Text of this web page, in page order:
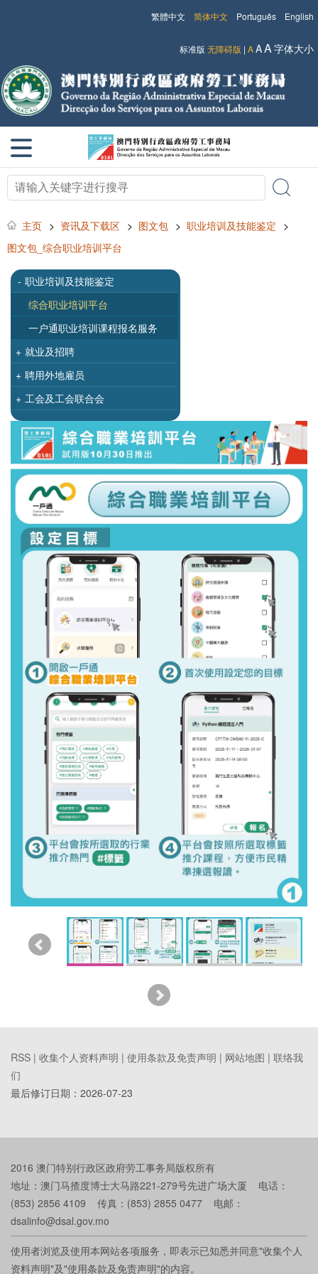
English
Português
简体中文
繁體中文
标准版 无障碍版 | AAA字体大小
主页 > 资讯及下载区 > 图文包 > 职业培训及技能鉴定 >
图文包_综合职业培训平台
- 职业培训及技能鉴定
综合职业培训平台
一户通职业培训课程报名服务
+ 就业及招聘
+ 聘用外地雇员
+ 工会及工会联合会
RSS | 收集个人资料声明 | 使用条款及免责声明 | 网站地图 | 联络我
们
最后修订日期： 2026-07-23
2016 澳门特别行政区政府劳工事务局版权所有
地址：澳门马揸度博士大马路221-279号先进广场大厦 电话：
(853) 2856 4109 传真：(853) 2855 0477 电邮：
dsalinfo@dsal.gov.mo
使用者浏览及使用本网站各项服务，即表示已知悉并同意"收集个人
资料声明"及"使用条款及免责声明"的内容。